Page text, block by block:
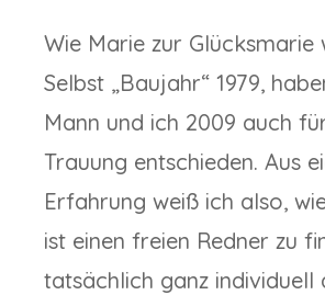
Wie Marie zur Glücksmarie
Selbst „Baujahr“ 1979,
Mann und ich 2009 auch
Trauung entschieden. Aus
Erfahrung weiß ich also,
ist einen freien Redner zu
tatsächlich ganz individuell